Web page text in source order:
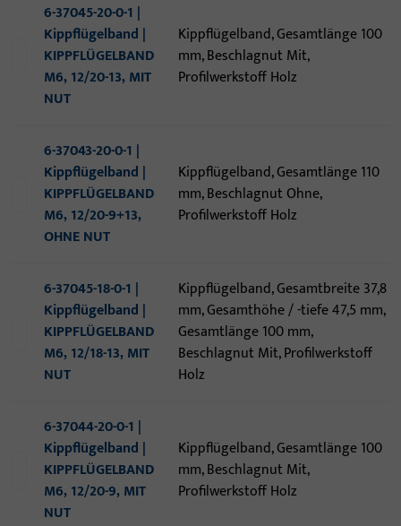
6-37045-20-0-1 |
Kippflügelband |
KIPPFLÜGELBAND
M6, 12/20-13, MIT
NUT
Kippflügelband, Gesamtlänge 100
mm, Beschlagnut Mit,
Profilwerkstoff Holz
6-37043-20-0-1 |
Kippflügelband |
KIPPFLÜGELBAND
M6, 12/20-9+13,
OHNE NUT
Kippflügelband, Gesamtlänge 110
mm, Beschlagnut Ohne,
Profilwerkstoff Holz
6-37045-18-0-1 |
Kippflügelband |
KIPPFLÜGELBAND
M6, 12/18-13, MIT
NUT
Kippflügelband, Gesamtbreite 37,8
mm, Gesamthöhe / -tiefe 47,5 mm,
Gesamtlänge 100 mm,
Beschlagnut Mit, Profilwerkstoff
Holz
6-37044-20-0-1 |
Kippflügelband |
KIPPFLÜGELBAND
M6, 12/20-9, MIT
NUT
Kippflügelband, Gesamtlänge 100
mm, Beschlagnut Mit,
Profilwerkstoff Holz